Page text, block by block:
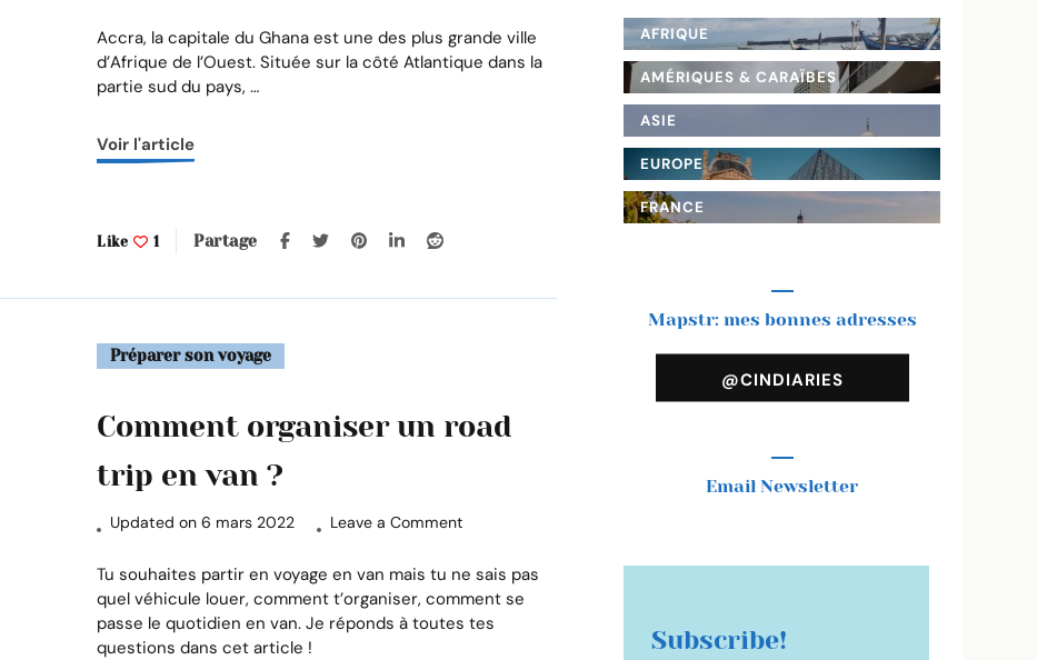
visiter
à
Accra
Accra, la capitale du Ghana est une des plus grande ville
d’Afrique de l’Ouest. Située sur la côté Atlantique dans la
partie sud du pays, …
Voir l'article
Like 1 Partage
Préparer son voyage
Comment organiser un road
trip en van ?
Updated on6 mars 2022 Leave a Comment
organiser
un
road
Tu souhaites partir en voyage en van mais tu ne sais pas
quel véhicule louer, comment t’organiser, comment se
passe le quotidien en van. Je réponds à toutes tes
questions dans cet article !
AFRIQUE
AMÉRIQUES & CARAÏBES
ASIE
EUROPE
FRANCE
Mapstr: mes bonnes adresses
@CINDIARIES
Email Newsletter
Subscribe!